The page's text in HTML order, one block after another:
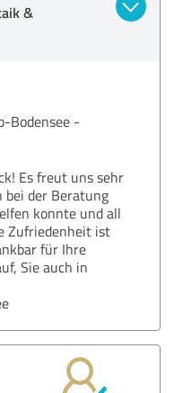
&
Bodensee -
Es freut uns sehr
bei der Beratung
konnte und all
Zufriedenheit ist
für Ihre
Sie auch in